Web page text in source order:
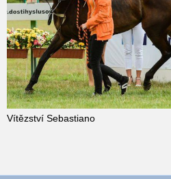
Vítězství Sebastiano